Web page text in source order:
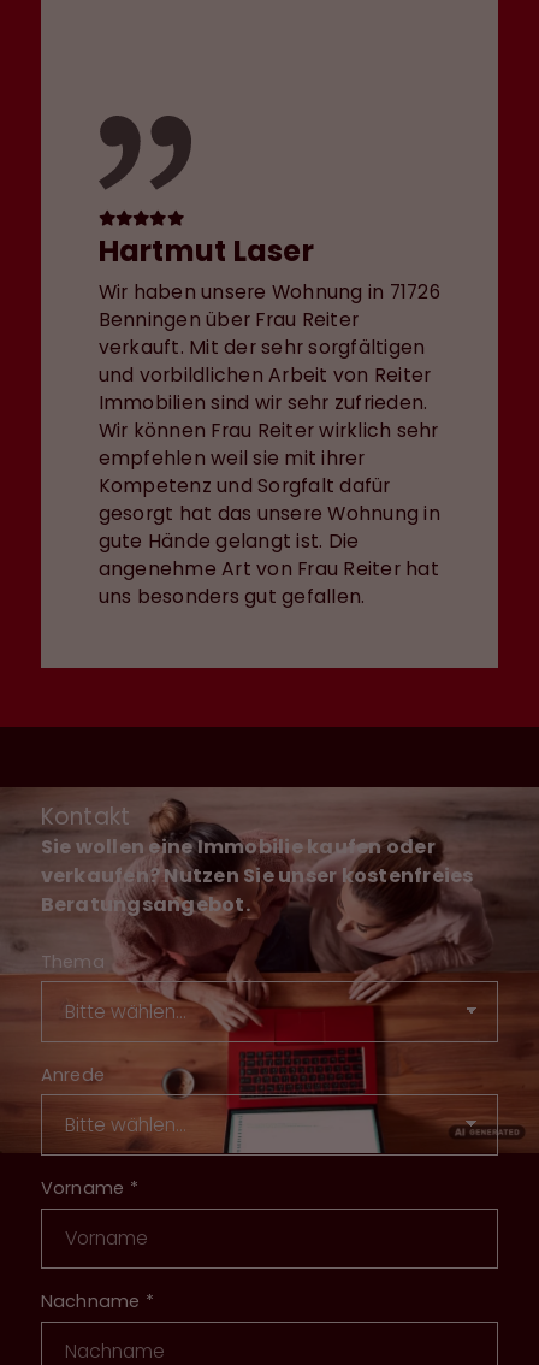
Hartmut Laser
Wir haben unsere Wohnung in 71726
Benningen über Frau Reiter
verkauft. Mit der sehr sorgfältigen
und vorbildlichen Arbeit von Reiter
Immobilien sind wir sehr zufrieden.
Wir können Frau Reiter wirklich sehr
empfehlen weil sie mit ihrer
Kompetenz und Sorgfalt dafür
gesorgt hat das unsere Wohnung in
gute Hände gelangt ist. Die
angenehme Art von Frau Reiter hat
uns besonders gut gefallen.
Kontakt
Sie wollen eine Immobilie kaufen oder
verkaufen? Nutzen Sie unser kostenfreies
Beratungsangebot.
Thema
Anrede
Vorname *
Nachname *